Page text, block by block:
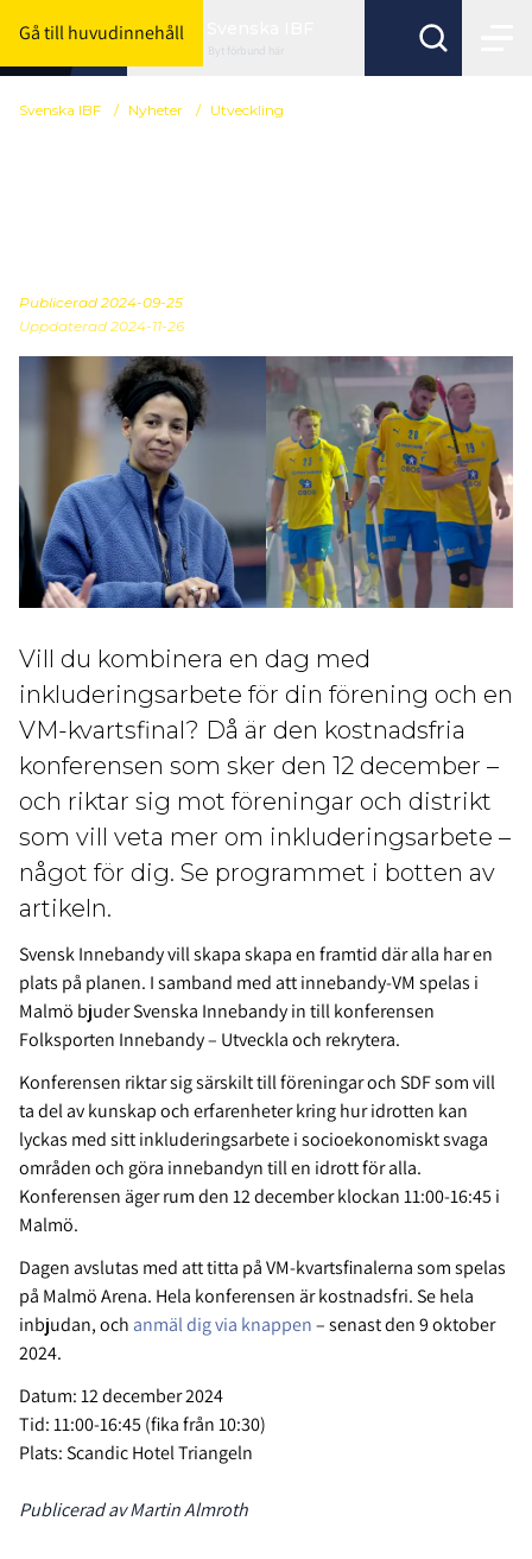
Gå till huvudinnehåll
Byt förbund här
Svenska IBF / Nyheter / Utveckling
Publicerad 2024-09-25
Uppdaterad 2024-11-26
Vill du kombinera en dag med
inkluderingsarbete för din förening och en
VM-kvartsfinal? Då är den kostnadsfria
konferensen som sker den 12 december –
och riktar sig mot föreningar och distrikt
som vill veta mer om inkluderingsarbete –
något för dig. Se programmet i botten av
artikeln.
Svensk Innebandy vill skapa skapa en framtid där alla har en
plats på planen. I samband med att innebandy-VM spelas i
Malmö bjuder Svenska Innebandy in till konferensen
Folksporten Innebandy – Utveckla och rekrytera.
Konferensen riktar sig särskilt till föreningar och SDF som vill
ta del av kunskap och erfarenheter kring hur idrotten kan
lyckas med sitt inkluderingsarbete i socioekonomiskt svaga
områden och göra innebandyn till en idrott för alla.
Konferensen äger rum den 12 december klockan 11:00-16:45 i
Malmö.
Dagen avslutas med att titta på VM-kvartsfinalerna som spelas
på Malmö Arena. Hela konferensen är kostnadsfri. Se hela
inbjudan, och anmäl dig via knappen– senast den 9 oktober
2024.
Datum: 12 december 2024
Tid: 11:00-16:45 (fika från 10:30)
Plats: Scandic Hotel Triangeln
Publicerad av Martin Almroth